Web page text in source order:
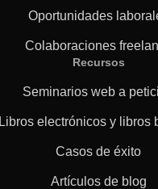
Oportunidades
Colaboraciones
Recursos
Seminarios web a
Libros electrónicos y libros
Casos de éxito
Artículos de blog